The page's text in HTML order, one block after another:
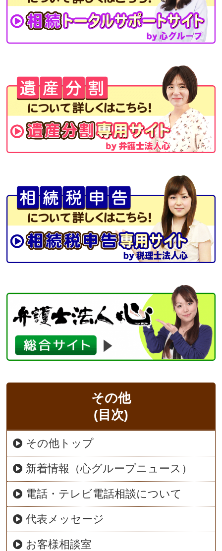
その他
(目次)
その他トップ
新着情報（心グループニュース）
電話・テレビ電話相談について
代表メッセージ
お客様相談室